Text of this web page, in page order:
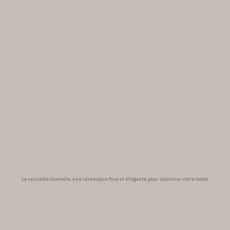
La vaisselle dentelle, une céramique fine et élégante pour sublimer votre table.